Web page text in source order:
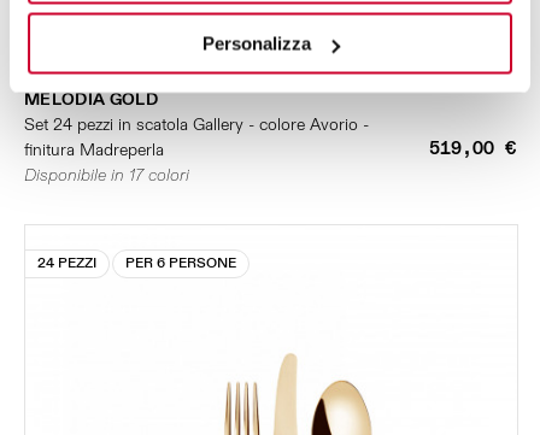
Personalizza
MELODIA GOLD
Set 24 pezzi in scatola Gallery - colore Avorio -
finitura Madreperla
519,00 €
Disponibile in 17 colori
24 PEZZI PER 6 PERSONE